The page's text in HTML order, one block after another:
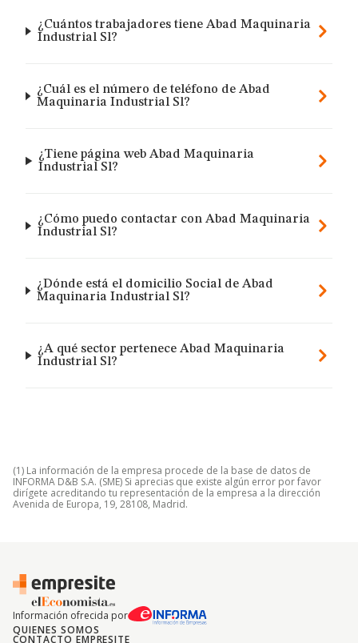
¿Cuántos trabajadores tiene Abad Maquinaria
Industrial Sl?
¿Cuál es el número de teléfono de Abad
Maquinaria Industrial Sl?
¿Tiene página web Abad Maquinaria
Industrial Sl?
¿Cómo puedo contactar con Abad Maquinaria
Industrial Sl?
¿Dónde está el domicilio Social de Abad
Maquinaria Industrial Sl?
¿A qué sector pertenece Abad Maquinaria
Industrial Sl?
(1) La información de la empresa procede de la base de datos de
INFORMA D&B S.A. (SME) Si aprecias que existe algún error por favor
dirígete acreditando tu representación de la empresa a la dirección
Avenida de Europa, 19, 28108, Madrid.
Información ofrecida por
QUIENES SOMOS
CONTACTO EMPRESITE